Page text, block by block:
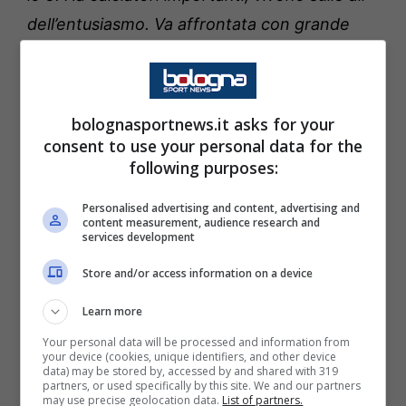
dell’entusiasmo. Va affrontata con grande
ritrovarci a fare le prestazioni che in passato
dobbiamo smarrirci per un episodio negativo.
Devo mettere in campo i calciatori che
giocheremo partite ravvicinate”.
SuHenderson: “Può essere importante, in
queste partite sarà sicuramente utile. Lo
avrei messo con ilSassuolo, poi sono stato
costretto a cambiareParisi. Lui può essere
utile in più ruoli”.
bolognasportnews.it asks for your
consent to use your personal data for the
following purposes:
Personalised advertising and content, advertising and
content measurement, audience research and
services development
Store and/or access information on a device
Learn more
Your personal data will be processed and information from
your device (cookies, unique identifiers, and other device
data) may be stored by, accessed by and shared with 319
partners, or used specifically by this site. We and our partners
may use precise geolocation data. List of partners.